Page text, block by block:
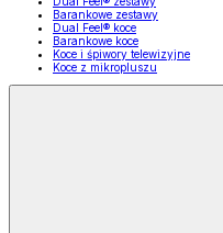
Barankowe zestawy
Dual Feel® koce
Barankowe koce
Koce i śpiwory telewizyjne
Koce z mikropluszu